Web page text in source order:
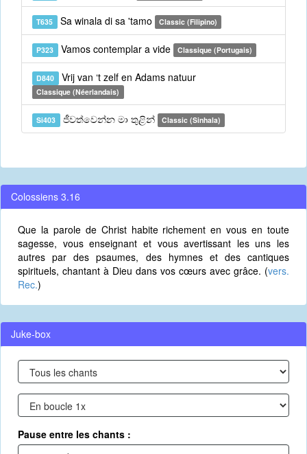
T635 Sa winala di sa 'tamo Classic (Filipino)
P323 Vamos contemplar a vide Classique (Portugais)
D840 Vrij van ‘t zelf en Adams natuur
Classique (Néerlandais)
Si403 ජීවත්වෙන්න මා තුළින් Classic (Sinhala)
Colossiens 3.16
Que la parole de Christ habite richement en vous en toute
sagesse, vous enseignant et vous avertissant les uns les
autres par des psaumes, des hymnes et des cantiques
spirituels, chantant à Dieu dans vos cœurs avec grâce. (vers.
Rec.)
Juke-box
Pause entre les chants :